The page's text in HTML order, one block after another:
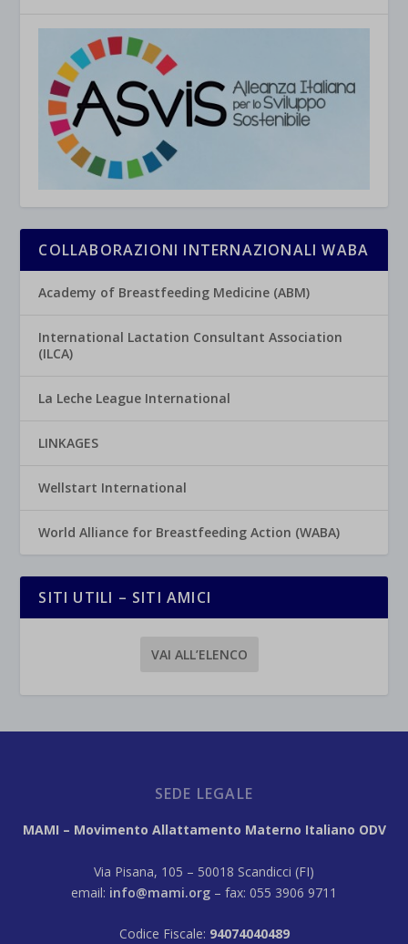
COLLABORAZIONI INTERNAZIONALI WABA
Academy of Breastfeeding Medicine (ABM)
International Lactation Consultant Association
(ILCA)
La Leche League International
LINKAGES
Wellstart International
World Alliance for Breastfeeding Action (WABA)
SITI UTILI – SITI AMICI
VAI ALL’ELENCO
SEDE LEGALE
MAMI – Movimento Allattamento Materno Italiano ODV
Via Pisana, 105 – 50018 Scandicci (FI)
email: info@mami.org – fax: 055 3906 9711
Codice Fiscale: 94074040489